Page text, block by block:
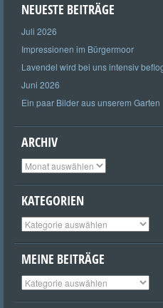
NEUESTE BEITRÄGE
Juli 2026
Impressionen im Bürgermoor
Lavendel wird bei uns intensiv
Juni 2026
Ein paar Bilder aus unserem Garten
ARCHIV
Archiv
KATEGORIEN
Kategorien
MEINE BEITRÄGE
Meine
Beiträge